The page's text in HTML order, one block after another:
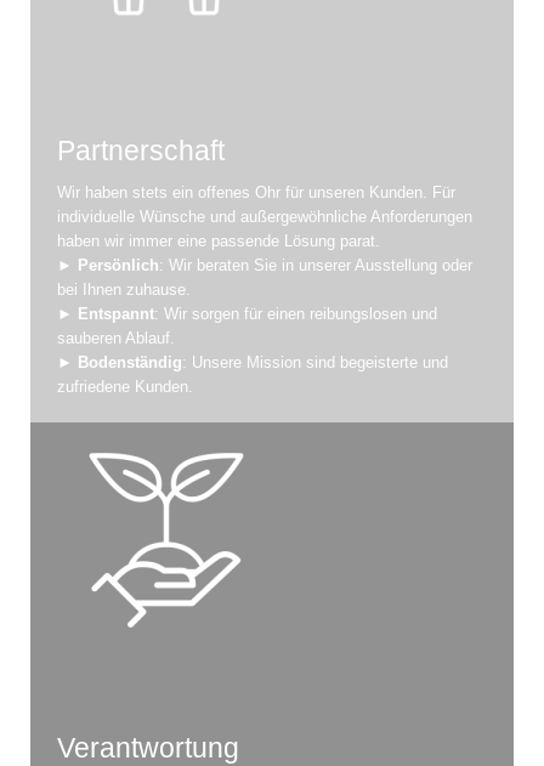
Partnerschaft
Wir haben stets ein offenes Ohr für unseren Kunden. Für
individuelle Wünsche und außergewöhnliche Anforderungen
haben wir immer eine passende Lösung parat.
►
Persönlich: Wir beraten Sie in unserer Ausstellung oder
bei Ihnen zuhause.
►
Entspannt: Wir sorgen für einen reibungslosen und
sauberen Ablauf.
►
Bodenständig: Unsere Mission sind begeisterte und
zufriedene Kunden.
Verantwortung